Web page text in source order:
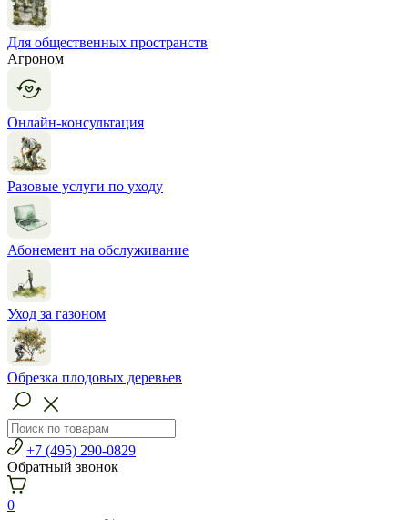
Для общественных пространств
Агроном
Онлайн-консультация
Разовые услуги по уходу
Абонемент на обслуживание
Уход за газоном
Обрезка плодовых деревьев
+7 (495) 290-0829
Обратный звонок
0